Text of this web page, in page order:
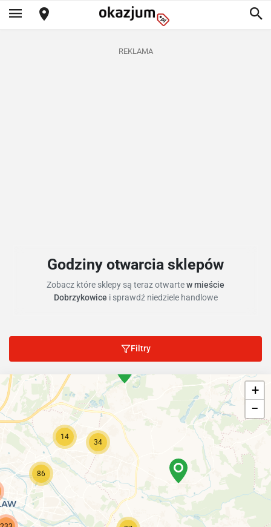
REKLAMA
Godziny otwarcia sklepów
Zobacz które sklepy są teraz otwartew mieście
Dobrzykowice i sprawdź niedziele handlowe
Filtry
34
14
86
+
−